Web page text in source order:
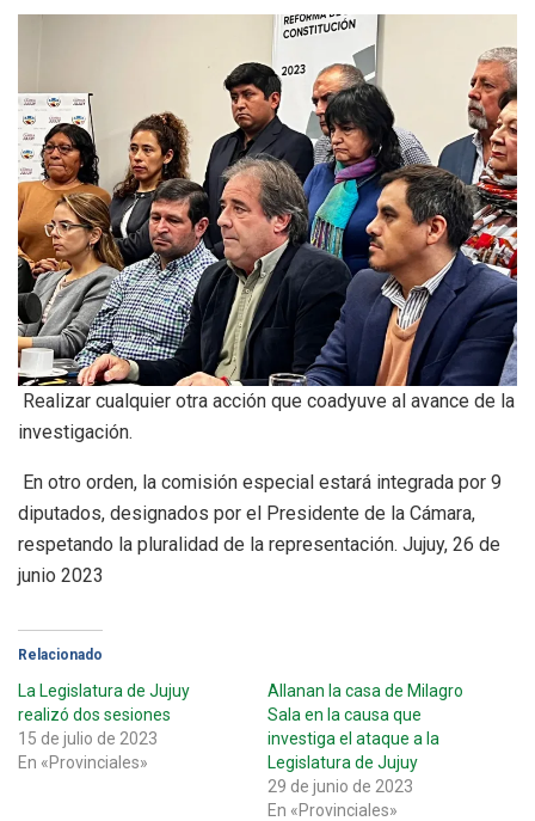
Realizar cualquier otra acción que coadyuve al avance de la
investigación.
En otro orden, la comisión especial estará integrada por 9
diputados, designados por el Presidente de la Cámara,
respetando la pluralidad de la representación. Jujuy, 26 de
junio 2023
Relacionado
La Legislatura de Jujuy
realizó dos sesiones
15 de julio de 2023
En «Provinciales»
Allanan la casa de Milagro
Sala en la causa que
investiga el ataque a la
Legislatura de Jujuy
29 de junio de 2023
En «Provinciales»